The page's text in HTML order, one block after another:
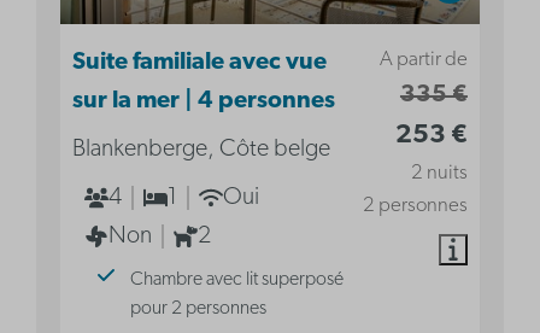
A partir de
335 €
253 €
2 nuits
2 personnes
Suite familiale avec vue
sur la mer | 4 personnes
Blankenberge, Côte belge
4
1
Oui
Non
2
Chambre avec lit superposé
pour 2 personnes